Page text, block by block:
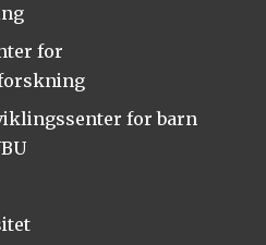
for
for barn